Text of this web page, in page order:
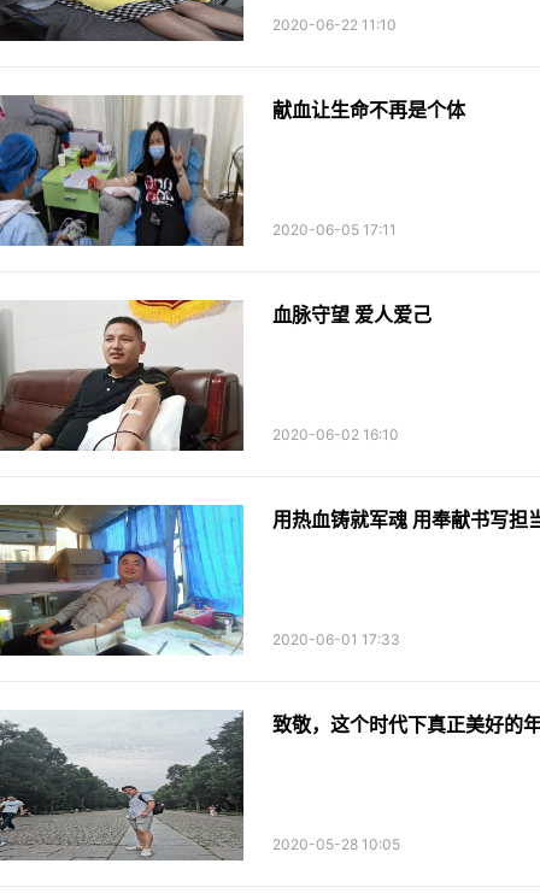
2020-06-22 11:10
献血让生命不再是个体
2020-06-05 17:11
血脉守望 爱人爱己
2020-06-02 16:10
用热血铸就军魂 用奉献书写担
2020-06-01 17:33
致敬，这个时代下真正美好的
2020-05-28 10:05